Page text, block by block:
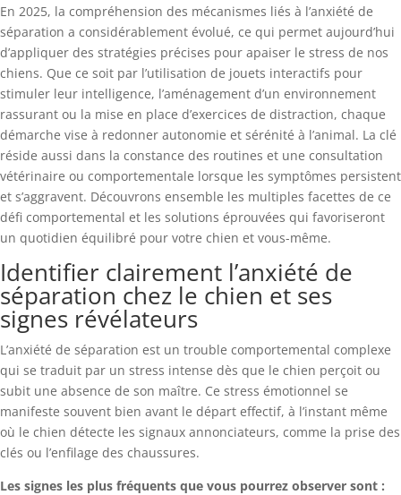
En 2025, la compréhension des mécanismes liés à l’anxiété de
séparation a considérablement évolué, ce qui permet aujourd’hui
d’appliquer des stratégies précises pour apaiser le stress de nos
chiens. Que ce soit par l’utilisation de jouets interactifs pour
stimuler leur intelligence, l’aménagement d’un environnement
rassurant ou la mise en place d’exercices de distraction, chaque
démarche vise à redonner autonomie et sérénité à l’animal. La clé
réside aussi dans la constance des routines et une consultation
vétérinaire ou comportementale lorsque les symptômes persistent
et s’aggravent. Découvrons ensemble les multiples facettes de ce
défi comportemental et les solutions éprouvées qui favoriseront
un quotidien équilibré pour votre chien et vous-même.
Identifier clairement l’anxiété de
séparation chez le chien et ses
signes révélateurs
L’anxiété de séparation est un trouble comportemental complexe
qui se traduit par un stress intense dès que le chien perçoit ou
subit une absence de son maître. Ce stress émotionnel se
manifeste souvent bien avant le départ effectif, à l’instant même
où le chien détecte les signaux annonciateurs, comme la prise des
clés ou l’enfilage des chaussures.
Les signes les plus fréquents que vous pourrez observer sont :